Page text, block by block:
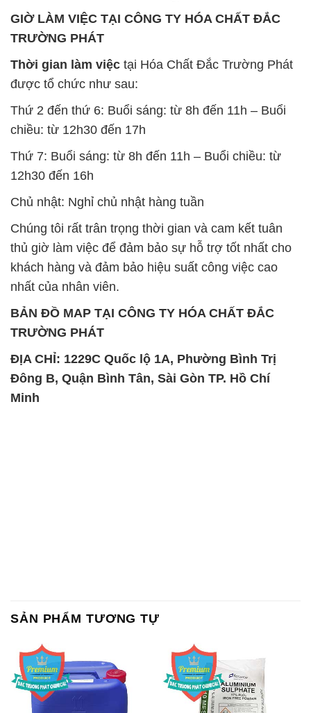
GIỜ LÀM VIỆC TẠI CÔNG TY HÓA CHẤT ĐẮC
TRƯỜNG PHÁT
Thời gian làm việc tại Hóa Chất Đắc Trường Phát
được tổ chức như sau:
Thứ 2 đến thứ 6: Buổi sáng: từ 8h đến 11h – Buổi
chiều: từ 12h30 đến 17h
Thứ 7: Buổi sáng: từ 8h đến 11h – Buổi chiều: từ
12h30 đến 16h
Chủ nhật: Nghỉ chủ nhật hàng tuần
Chúng tôi rất trân trọng thời gian và cam kết tuân
thủ giờ làm việc để đảm bảo sự hỗ trợ tốt nhất cho
khách hàng và đảm bảo hiệu suất công việc cao
nhất của nhân viên.
BẢN ĐỒ MAP TẠI CÔNG TY HÓA CHẤT ĐẮC
TRƯỜNG PHÁT
ĐỊA CHỈ: 1229C Quốc lộ 1A, Phường Bình Trị
Đông B, Quận Bình Tân, Sài Gòn TP. Hồ Chí
Minh
SẢN PHẨM TƯƠNG TỰ